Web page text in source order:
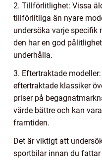
2. Tillförlitlighet: Vissa
tillförlitliga än nyare
undersöka varje
den har en god
underhålla.
3. Eftertraktade
eftertraktade klassiker
priser på
värde bättre och kan
framtiden.
Det är viktigt att
sportbilar innan du